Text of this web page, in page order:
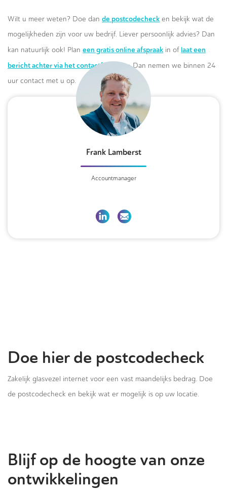
Wilt u meer weten? Doe dan de postcodecheck en bekijk wat de
mogelijkheden zijn voor uw bedrijf. Liever persoonlijk advies? Dan
kan natuurlijk ook! Plan een gratis online afspraak in of laat een
bericht achter via het contactformulier.Dan nemen we binnen 24
uur contact met u op.
Frank Lamberst
Accountmanager
Doe hier de postcodecheck
Zakelijk glasvezel internet voor een vast maandelijks bedrag. Doe
de postcodecheck en bekijk wat er mogelijk is op uw locatie.
Blijf op de hoogte van onze
ontwikkelingen